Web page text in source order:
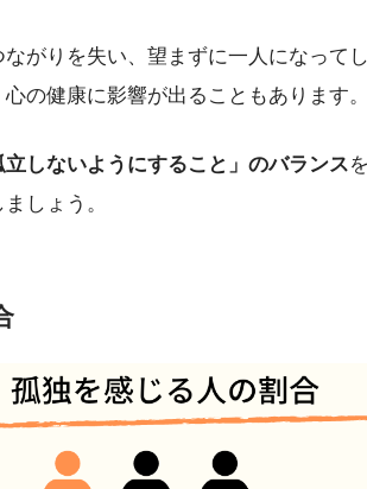
ながりを失い、望まずに一人になって
の健康に影響が出ることもあります。
立しないようにすること」のバランス
しょう。